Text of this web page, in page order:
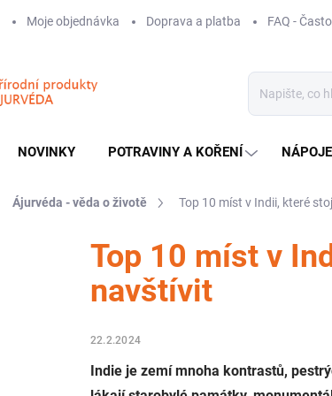
Moje objednávka Doprava a platba FAQ -
NOVINKY POTRAVINY A KOŘENÍ NÁPOJE
Ájurvéda - věda o životě Top 10 míst v Indii, které
Top 10 míst v
navštívit
22.2.2024
Indie je zemí mnoha kontrastů,